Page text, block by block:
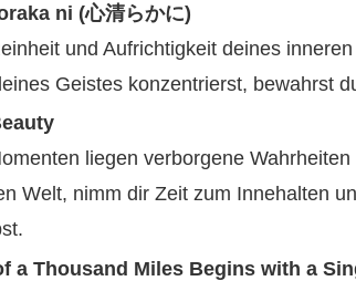
ni (心清らかに)
und Aufrichtigkeit deines
Geistes konzentrierst, bewahrst
liegen verborgene
Welt, nimm dir Zeit zum Innehalten
a Thousand Miles Begins with a